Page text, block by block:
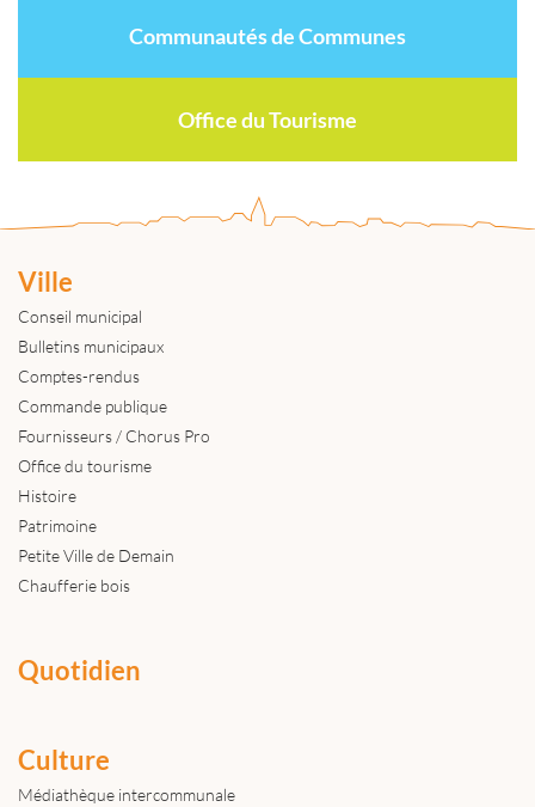
Communautés de Communes
Office du Tourisme
Ville
Conseil municipal
Bulletins municipaux
Comptes-rendus
Commande publique
Fournisseurs / Chorus Pro
Office du tourisme
Histoire
Patrimoine
Petite Ville de Demain
Chaufferie bois
Quotidien
Culture
Médiathèque intercommunale